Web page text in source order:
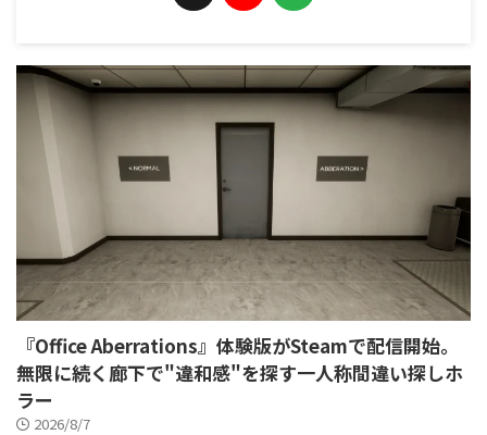
『Office Aberrations』体験版がSteamで配信開始。
無限に続く廊下で"違和感"を探す一人称間違い探しホ
ラー
2026/8/7